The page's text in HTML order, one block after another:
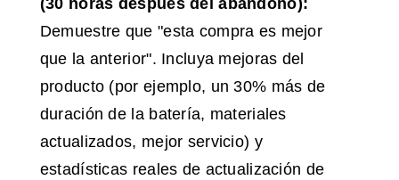
Demuestre que "esta compra es mejor
que la anterior". Incluya mejoras del
producto (por ejemplo, un 30% más de
duración de la batería, materiales
actualizados, mejor servicio) y
estadísticas reales de actualización de